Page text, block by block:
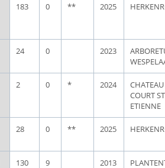
183 0 ** 2025
24 0 2023
2 0 * 2024
COURT ST
ETIENNE
28 0 ** 2025
130 9 2013